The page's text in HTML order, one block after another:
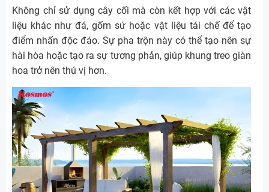
Không chỉ sử dụng cây cối mà còn kết hợp với các vật
liệu khác như đá, gốm sứ hoặc vật liệu tái chế để tạo
điểm nhấn độc đáo. Sự pha trộn này có thể tạo nên sự
hài hòa hoặc tạo ra sự tương phản, giúp khung treo giàn
hoa trở nên thú vị hơn.